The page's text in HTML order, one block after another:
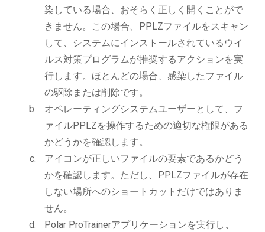
染している場合、おそらく正しく開くことがで
きません。この場合、PPLZファイルをスキャン
して、システムにインストールされているウイ
ルス対策プログラムが推奨するアクションを実
行します。ほとんどの場合、感染したファイル
の駆除または削除です。
オペレーティングシステムユーザーとして、フ
ァイルPPLZを操作するための適切な権限がある
かどうかを確認します。
アイコンが正しいファイルの要素であるかどう
かを確認します。ただし、PPLZファイルが存在
しない場所へのショートカットだけではありま
せん。
Polar ProTrainerアプリケーションを実行し、